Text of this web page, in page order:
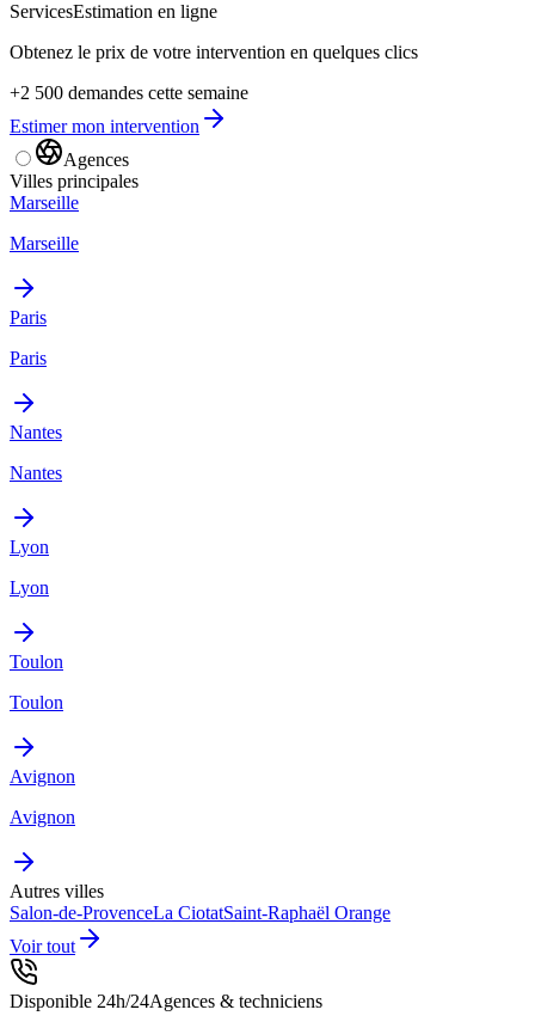
ServicesEstimation en ligne
Obtenez le prix de votre intervention en quelques clics
+2 500 demandes cette semaine
Estimer mon intervention
Agences
Villes principales
Marseille
Marseille
Paris
Paris
Nantes
Nantes
Lyon
Lyon
Toulon
Toulon
Avignon
Avignon
Autres villes
Salon-de-ProvenceLa CiotatSaint-Raphaël Orange
Voir tout
Disponible 24h/24Agences & techniciens